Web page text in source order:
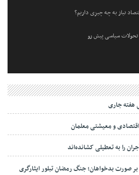
نیاز به چه چیزی داریم؟
سیاسی پیش‌ رو
جاری
و معیشتی معلمان
را به تعطیلی کشانده‌اند
صورت بدخواهان؛ جنگ رمضان تبلور ایثارگری